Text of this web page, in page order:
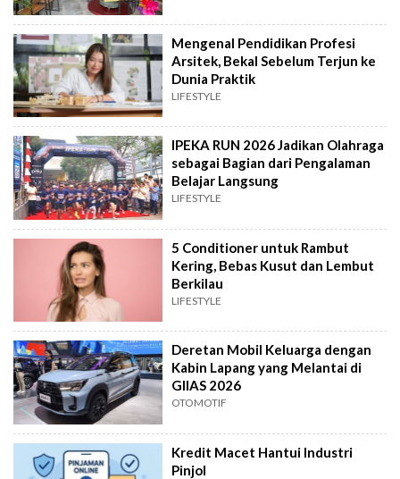
Mengenal Pendidikan Profesi
Arsitek, Bekal Sebelum Terjun ke
Dunia Praktik
LIFESTYLE
IPEKA RUN 2026 Jadikan Olahraga
sebagai Bagian dari Pengalaman
Belajar Langsung
LIFESTYLE
5 Conditioner untuk Rambut
Kering, Bebas Kusut dan Lembut
Berkilau
LIFESTYLE
Deretan Mobil Keluarga dengan
Kabin Lapang yang Melantai di
GIIAS 2026
OTOMOTIF
Kredit Macet Hantui Industri
Pinjol